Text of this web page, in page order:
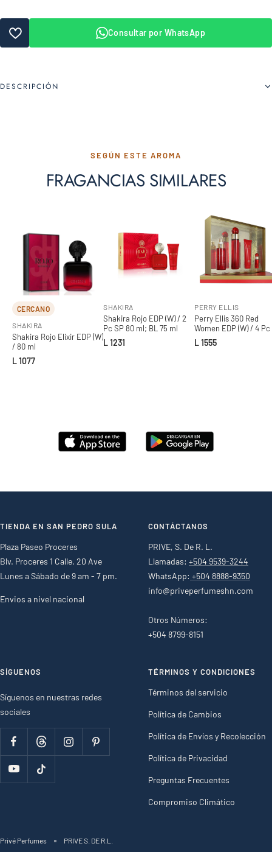
Consultar por WhatsApp
DESCRIPCIÓN
SEGÚN ESTE AROMA
FRAGANCIAS SIMILARES
CERCANO
SHAKIRA
Shakira Rojo Elixir EDP (W)
/ 80 ml
L 1077
SHAKIRA
Shakira Rojo EDP (W) / 2
Pc SP 80 ml; BL 75 ml
L 1231
PERRY ELLIS
Perry Ellis 360 Red
Women EDP (W) / 4 Pc
100 ml; BS 118 ml; SG
ml; Mini
L 1555
TIENDA EN SAN PEDRO SULA
Plaza Paseo Proceres
Blv. Proceres 1 Calle, 20 Ave
Lunes a Sábado de 9 am - 7 pm.
Envios a nivel nacional
CONTÁCTANOS
PRIVE, S. De R. L.
Llamadas: +504 9539-3244
WhatsApp: +504 8888-9350
info@priveperfumeshn.com
Otros Números:
+504 8799-8151
SÍGUENOS
Síguenos en nuestras redes
sociales
TÉRMINOS Y CONDICIONES
Términos del servicio
Política de Cambios
Política de Envíos y Recolección
Política de Privacidad
Preguntas Frecuentes
Compromiso Climático
Privé Perfumes PRIVE S. DE R.L.